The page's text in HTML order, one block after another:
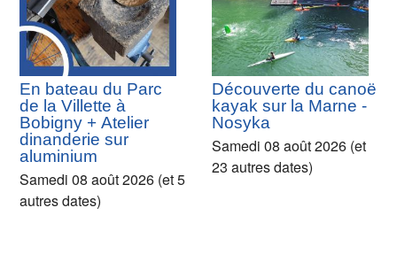
En bateau du Parc
de la Villette à
Bobigny + Atelier
dinanderie sur
aluminium
Samedi 08 août 2026 (et 5
autres dates)
Découverte du canoë
kayak sur la Marne -
Nosyka
Samedi 08 août 2026 (et
23 autres dates)